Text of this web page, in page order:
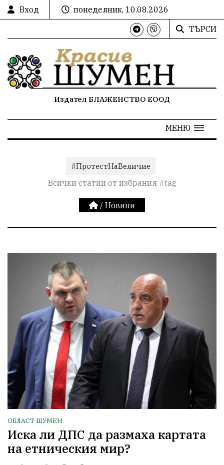
Вход
понеделник, 10.08.2026
ТЪРСИ
Издател БЛАЖЕНСТВО ЕООД
МЕНЮ
#ПротестНаВеличие
Всички статии от избрания #tag
/ Новини
ОБЛАСТ ШУМЕН
Иска ли ДПС да размаха картата
на етническия мир?